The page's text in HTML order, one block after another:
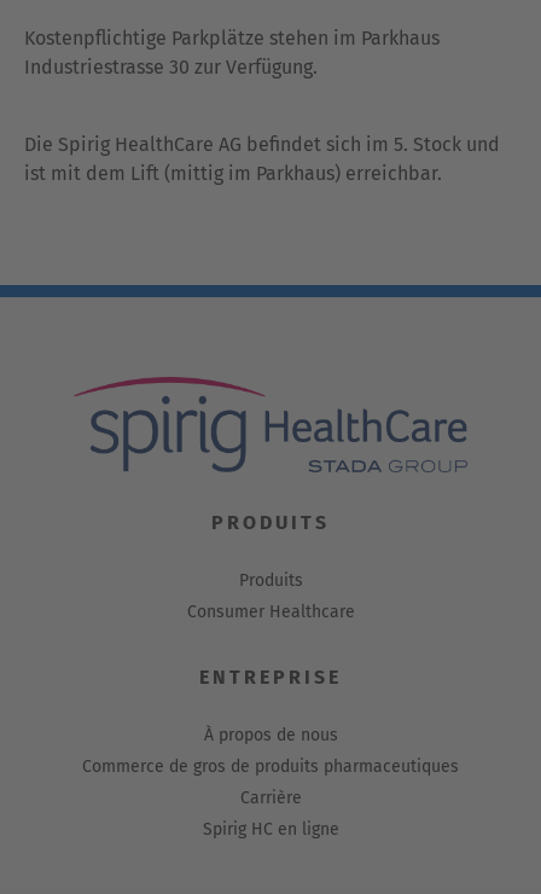
Kostenpflichtige Parkplätze stehen im Parkhaus
Industriestrasse 30 zur Verfügung.
Die Spirig HealthCare AG befindet sich im 5. Stock und
ist mit dem Lift (mittig im Parkhaus) erreichbar.
PRODUITS
Produits
Consumer Healthcare
ENTREPRISE
À propos de nous
Commerce de gros de produits pharmaceutiques
Carrière
Spirig HC en ligne